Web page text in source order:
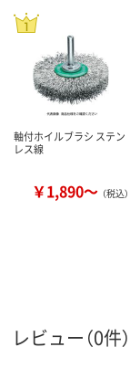
軸付ホイルブラシ ステン
レス線
￥1,890～ （税込）
レビュー（0件）